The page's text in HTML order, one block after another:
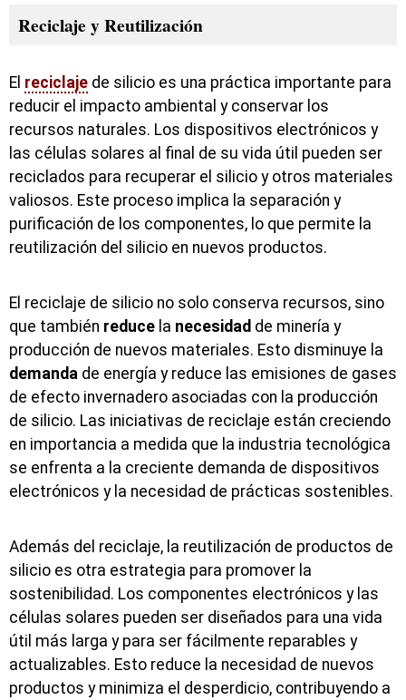
Reciclaje y Reutilización
El reciclaje de silicio es una práctica importante para
reducir el impacto ambiental y conservar los
recursos naturales. Los dispositivos electrónicos y
las células solares al final de su vida útil pueden ser
reciclados para recuperar el silicio y otros materiales
valiosos. Este proceso implica la separación y
purificación de los componentes, lo que permite la
reutilización del silicio en nuevos productos.
El reciclaje de silicio no solo conserva recursos, sino
que también reduce la necesidad de minería y
producción de nuevos materiales. Esto disminuye la
demanda de energía y reduce las emisiones de gases
de efecto invernadero asociadas con la producción
de silicio. Las iniciativas de reciclaje están creciendo
en importancia a medida que la industria tecnológica
se enfrenta a la creciente demanda de dispositivos
electrónicos y la necesidad de prácticas sostenibles.
Además del reciclaje, la reutilización de productos de
silicio es otra estrategia para promover la
sostenibilidad. Los componentes electrónicos y las
células solares pueden ser diseñados para una vida
útil más larga y para ser fácilmente reparables y
actualizables. Esto reduce la necesidad de nuevos
productos y minimiza el desperdicio, contribuyendo a